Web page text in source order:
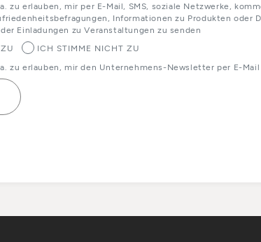
zu erlauben, mir per E-Mail, SMS, soziale Netzwerke,
Informationen zu Produkten oder
Einladungen zu Veranstaltungen zu senden
ICH STIMME NICHT ZU
zu erlauben, mir den Unternehmens-Newsletter per E-